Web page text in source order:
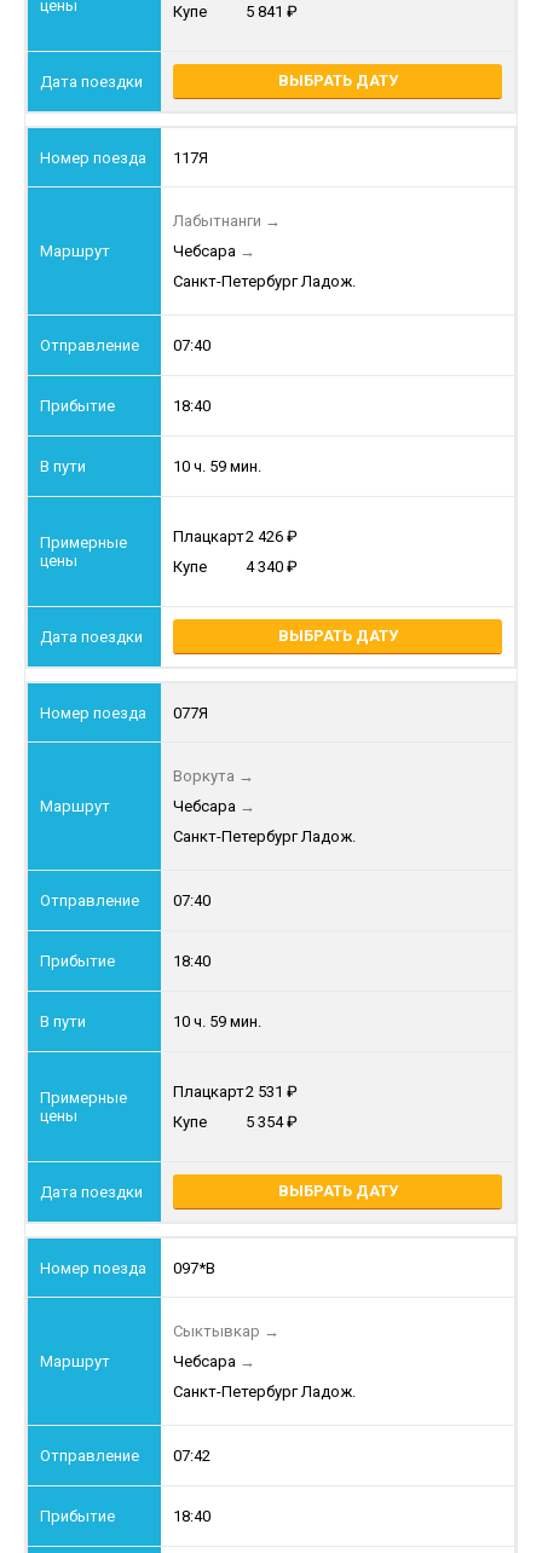
Купе
5 841
ВЫБРАТЬ ДАТУ
117Я
Лабытнанги →
Чебсара →
Санкт-Петербург Ладож.
07:40
18:40
10 ч. 59 мин.
Плацкарт2 426
Купе
4 340
ВЫБРАТЬ ДАТУ
077Я
Воркута →
Чебсара →
Санкт-Петербург Ладож.
07:40
18:40
10 ч. 59 мин.
Плацкарт2 531
Купе
5 354
ВЫБРАТЬ ДАТУ
097*В
Сыктывкар →
Чебсара →
Санкт-Петербург Ладож.
07:42
18:40